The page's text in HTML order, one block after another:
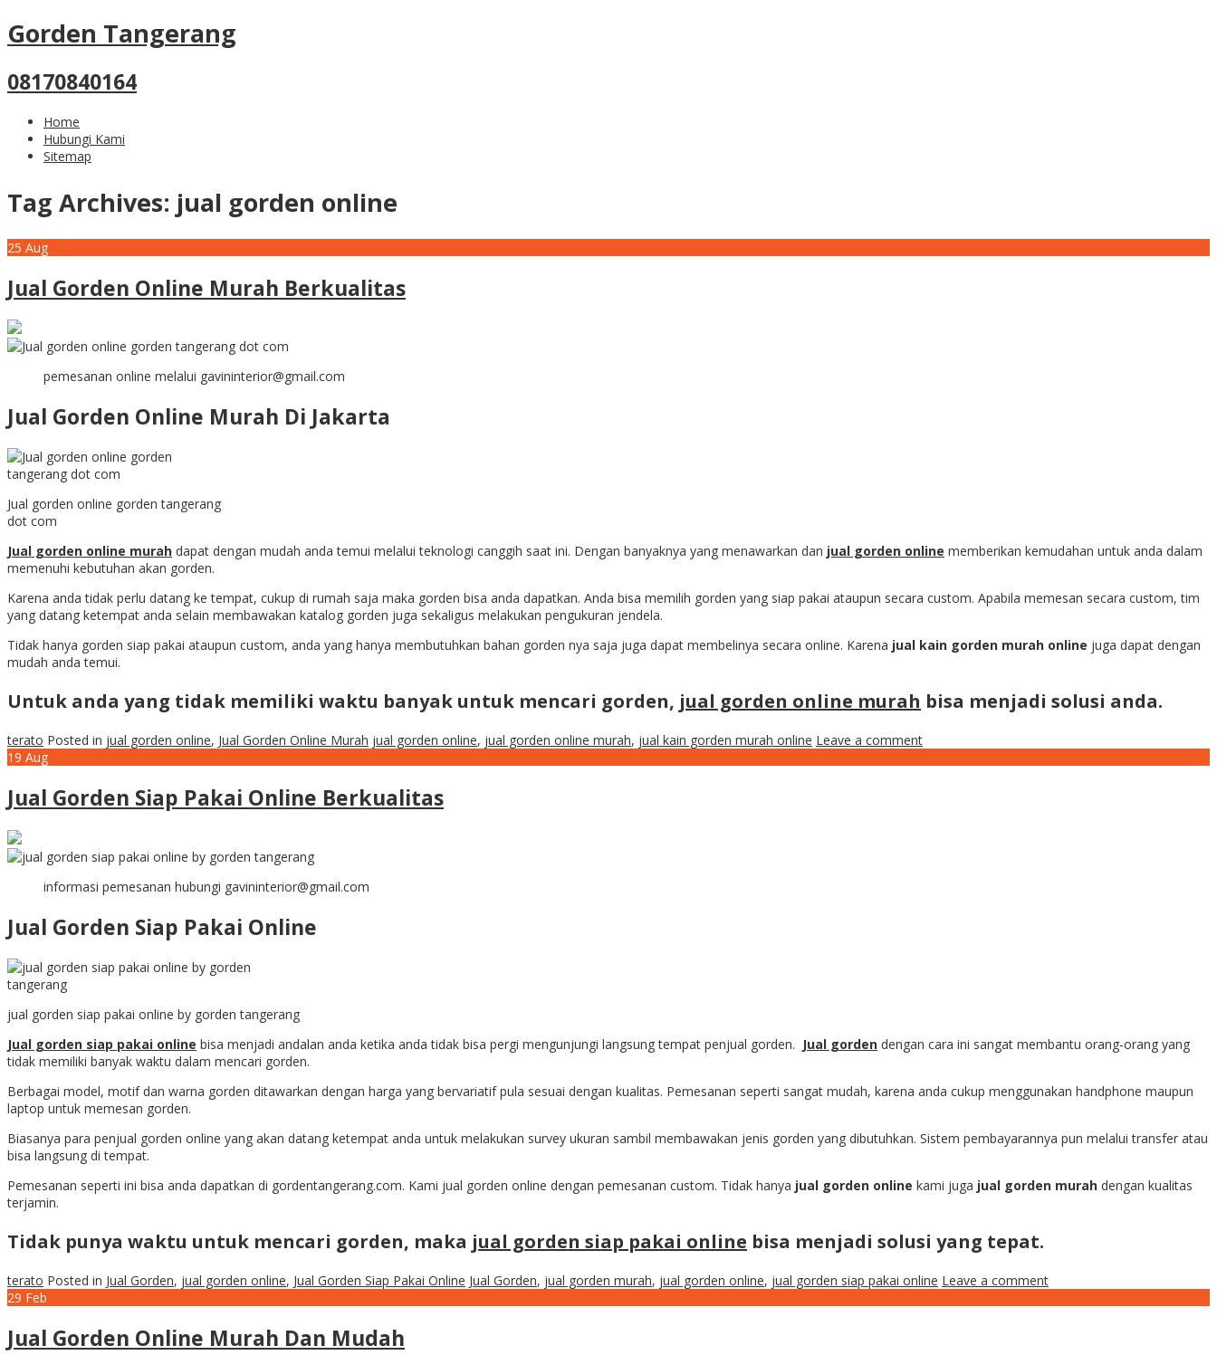
Gorden Tangerang
08170840164
Home
Hubungi Kami
Sitemap
Tag Archives: jual gorden online
25 Aug
Jual Gorden Online Murah Berkualitas
pemesanan online melalui gavininterior@gmail.com
Jual Gorden Online Murah Di Jakarta
Jual gorden online gorden tangerang
dot com
Jual gorden online murah dapat dengan mudah anda temui melalui teknologi canggih saat ini. Dengan banyaknya yang menawarkan dan jual gorden online memberikan kemudahan untuk anda dalam
memenuhi kebutuhan akan gorden.
Karena anda tidak perlu datang ke tempat, cukup di rumah saja maka gorden bisa anda dapatkan. Anda bisa memilih gorden yang siap pakai ataupun secara custom. Apabila memesan secara custom, tim
yang datang ketempat anda selain membawakan katalog gorden juga sekaligus melakukan pengukuran jendela.
Tidak hanya gorden siap pakai ataupun custom, anda yang hanya membutuhkan bahan gorden nya saja juga dapat membelinya secara online. Karena jual kain gorden murah online juga dapat dengan
mudah anda temui.
Untuk anda yang tidak memiliki waktu banyak untuk mencari gorden, jual gorden online murah bisa menjadi solusi anda.
terato Posted in jual gorden online, Jual Gorden Online Murah jual gorden online, jual gorden online murah, jual kain gorden murah online Leave a comment
19 Aug
Jual Gorden Siap Pakai Online Berkualitas
informasi pemesanan hubungi gavininterior@gmail.com
Jual Gorden Siap Pakai Online
jual gorden siap pakai online by gorden tangerang
Jual gorden siap pakai online bisa menjadi andalan anda ketika anda tidak bisa pergi mengunjungi langsung tempat penjual gorden. Jual gorden dengan cara ini sangat membantu orang-orang yang
tidak memiliki banyak waktu dalam mencari gorden.
Berbagai model, motif dan warna gorden ditawarkan dengan harga yang bervariatif pula sesuai dengan kualitas. Pemesanan seperti sangat mudah, karena anda cukup menggunakan handphone maupun
laptop untuk memesan gorden.
Biasanya para penjual gorden online yang akan datang ketempat anda untuk melakukan survey ukuran sambil membawakan jenis gorden yang dibutuhkan. Sistem pembayarannya pun melalui transfer atau
bisa langsung di tempat.
Pemesanan seperti ini bisa anda dapatkan di gordentangerang.com. Kami jual gorden online dengan pemesanan custom. Tidak hanya jual gorden online kami juga jual gorden murah dengan kualitas
terjamin.
Tidak punya waktu untuk mencari gorden, maka jual gorden siap pakai online bisa menjadi solusi yang tepat.
terato Posted in Jual Gorden, jual gorden online, Jual Gorden Siap Pakai Online Jual Gorden, jual gorden murah, jual gorden online, jual gorden siap pakai online Leave a comment
29 Feb
Jual Gorden Online Murah Dan Mudah